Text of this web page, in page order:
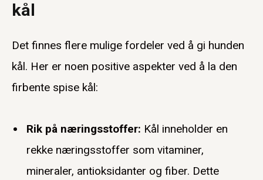
kål
Det finnes flere mulige fordeler ved å gi hunden
kål. Her er noen positive aspekter ved å la den
firbente spise kål:
Rik på næringsstoffer: Kål inneholder en
rekke næringsstoffer som vitaminer,
mineraler, antioksidanter og fiber. Dette